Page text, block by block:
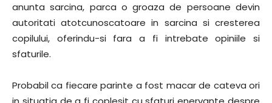
anunta sarcina, parca o groaza de persoane devin
autoritati atotcunoscatoare in sarcina si cresterea
copilului, oferindu-si fara a fi intrebate opiniile si
sfaturile.
Probabil ca fiecare parinte a fost macar de cateva ori